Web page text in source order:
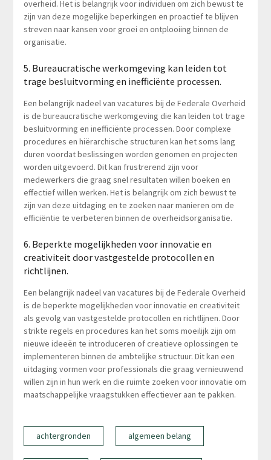
overheid. Het is belangrijk voor individuen om zich bewust te
zijn van deze mogelijke beperkingen en proactief te blijven
streven naar kansen voor groei en ontplooiing binnen de
organisatie.
5. Bureaucratische werkomgeving kan leiden tot
trage besluitvorming en inefficiënte processen.
Een belangrijk nadeel van vacatures bij de Federale Overheid
is de bureaucratische werkomgeving die kan leiden tot trage
besluitvorming en inefficiënte processen. Door complexe
procedures en hiërarchische structuren kan het soms lang
duren voordat beslissingen worden genomen en projecten
worden uitgevoerd. Dit kan frustrerend zijn voor
medewerkers die graag snel resultaten willen boeken en
effectief willen werken. Het is belangrijk om zich bewust te
zijn van deze uitdaging en te zoeken naar manieren om de
efficiëntie te verbeteren binnen de overheidsorganisatie.
6. Beperkte mogelijkheden voor innovatie en
creativiteit door vastgestelde protocollen en
richtlijnen.
Een belangrijk nadeel van vacatures bij de Federale Overheid
is de beperkte mogelijkheden voor innovatie en creativiteit
als gevolg van vastgestelde protocollen en richtlijnen. Door
strikte regels en procedures kan het soms moeilijk zijn om
nieuwe ideeën te introduceren of creatieve oplossingen te
implementeren binnen de ambtelijke structuur. Dit kan een
uitdaging vormen voor professionals die graag vernieuwend
willen zijn in hun werk en die ruimte zoeken voor innovatie om
maatschappelijke vraagstukken effectiever aan te pakken.
achtergronden algemeen belang